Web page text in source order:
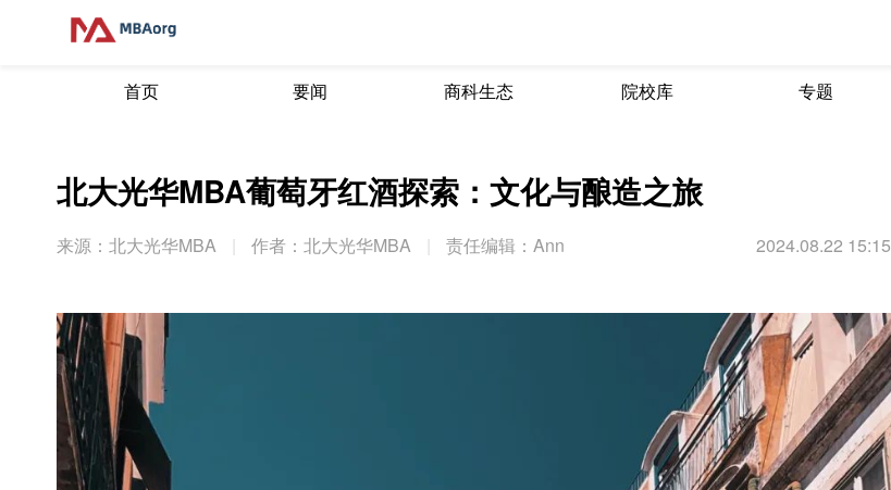
首页 要闻 商科生态 院校库 专题
北大光华MBA葡萄牙红酒探索：文化与酿造之旅
来源：北大光华MBA 作者：北大光华MBA 责任编辑：Ann 2024.08.22 15:15